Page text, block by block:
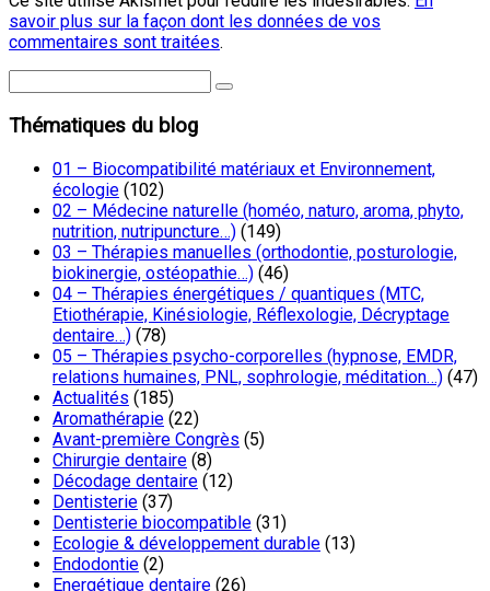
savoir plus sur la façon dont les données de vos
commentaires sont traitées.
Thématiques du blog
01 – Biocompatibilité matériaux et Environnement,
écologie (102)
02 – Médecine naturelle (homéo, naturo, aroma, phyto,
nutrition, nutripuncture…) (149)
03 – Thérapies manuelles (orthodontie, posturologie,
biokinergie, ostéopathie…) (46)
04 – Thérapies énergétiques / quantiques (MTC,
Etiothérapie, Kinésiologie, Réflexologie, Décryptage
dentaire…) (78)
05 – Thérapies psycho-corporelles (hypnose, EMDR,
relations humaines, PNL, sophrologie, méditation…) (47)
Actualités (185)
Aromathérapie (22)
Avant-première Congrès (5)
Chirurgie dentaire (8)
Décodage dentaire (12)
Dentisterie (37)
Dentisterie biocompatible (31)
Ecologie & développement durable (13)
Endodontie (2)
Energétique dentaire (26)